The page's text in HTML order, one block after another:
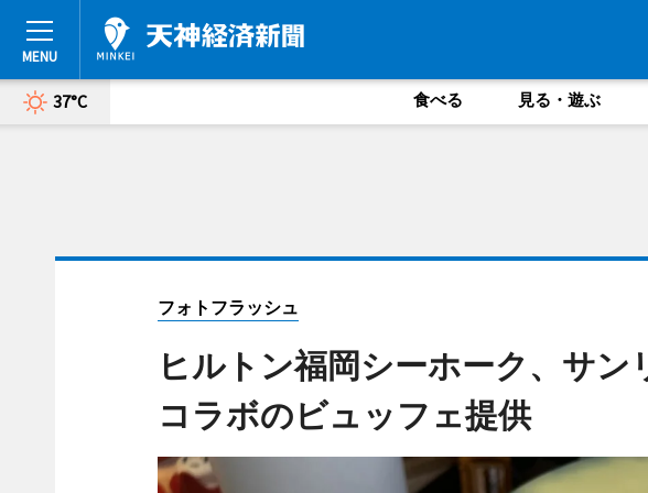
37°C 食べる 見る・遊ぶ
フォトフラッシュ
ヒルトン福岡シーホーク、サン
コラボのビュッフェ提供